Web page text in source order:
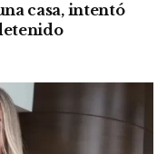
casa, intentó